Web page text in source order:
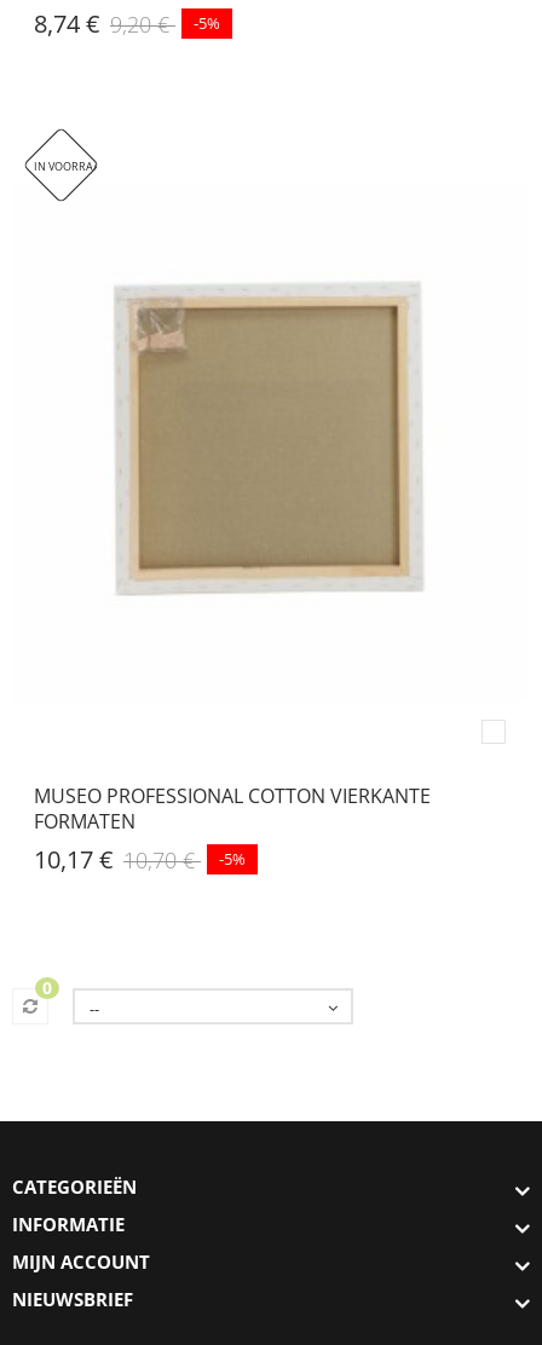
8,74 € 9,20 € -5%
IN VOORRAAD. DIT ARTIKEL WORDT HELAAS NIET VERZONDEN, ENKEL AFHALEN IN ONZE WINKEL!
MUSEO PROFESSIONAL COTTON VIERKANTE
FORMATEN
10,17 € 10,70 € -5%
0
--
CATEGORIEËN
INFORMATIE
MIJN ACCOUNT
NIEUWSBRIEF